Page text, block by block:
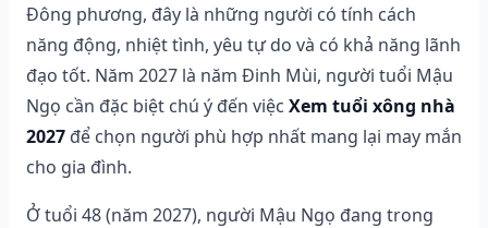
Đông phương, đây là những người có tính cách
năng động, nhiệt tình, yêu tự do và có khả năng lãnh
đạo tốt. Năm 2027 là năm Đinh Mùi, người tuổi Mậu
Ngọ cần đặc biệt chú ý đến việc Xem tuổi xông nhà
2027 để chọn người phù hợp nhất mang lại may mắn
cho gia đình.
Ở tuổi 48 (năm 2027), người Mậu Ngọ đang trong